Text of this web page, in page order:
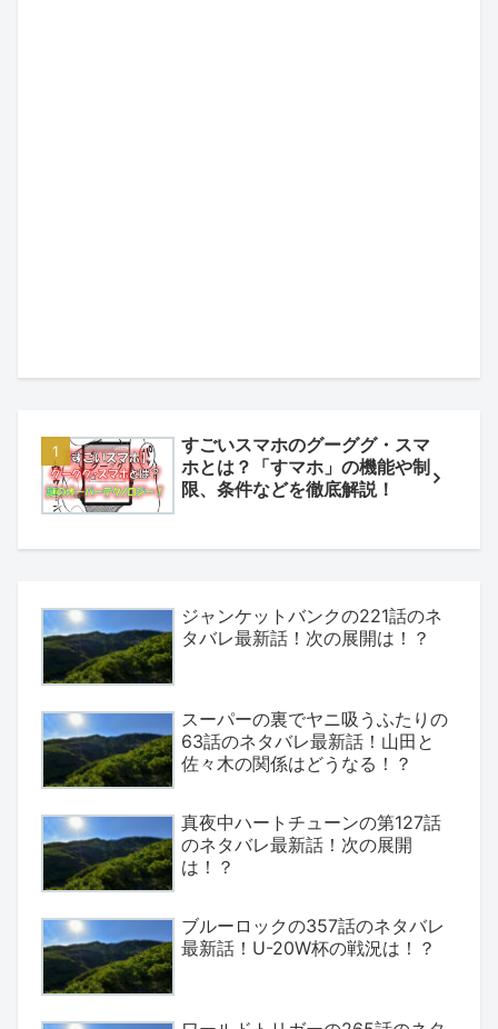
すごいスマホのグーググ・スマ
ホとは？「すマホ」の機能や制
限、条件などを徹底解説！
ジャンケットバンクの221話のネ
タバレ最新話！次の展開は！？
スーパーの裏でヤニ吸うふたりの
63話のネタバレ最新話！山田と
佐々木の関係はどうなる！？
真夜中ハートチューンの第127話
のネタバレ最新話！次の展開
は！？
ブルーロックの357話のネタバレ
最新話！U-20W杯の戦況は！？